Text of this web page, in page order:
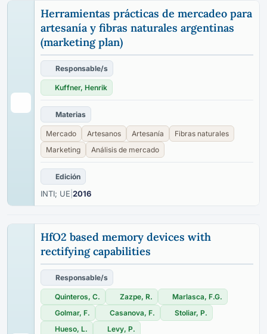
Herramientas prácticas de mercadeo para
artesanía y fibras naturales argentinas
(marketing plan)
Responsable/s
Kuffner, Henrik
Materias
Mercado Artesanos Artesanía
Fibras naturales
Marketing
Análisis de mercado
Edición
INTI; UE 2016
HfO2 based memory devices with
rectifying capabilities
Responsable/s
Quinteros, C. Zazpe, R.
Marlasca, F.G.
Golmar, F.
Casanova, F.
Stoliar, P.
Hueso, L.
Levy, P.